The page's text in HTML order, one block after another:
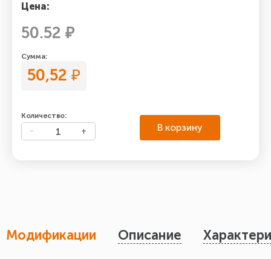
Цена:
50.52 ₽
Сумма:
50,52 ₽
Количество:
В корзину
Модификации Описание